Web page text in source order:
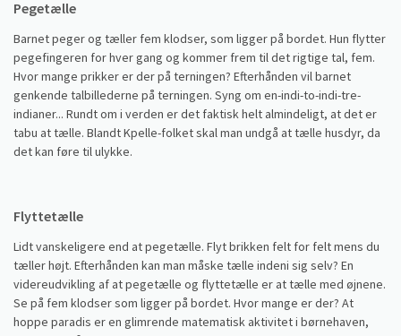
Pegetælle
Barnet peger og tæller fem klodser, som ligger på bordet. Hun flytter
pegefingeren for hver gang og kommer frem til det rigtige tal, fem.
Hvor mange prikker er der på terningen? Efterhånden vil barnet
genkende talbillederne på terningen. Syng om en-indi-to-indi-tre-
indianer... Rundt om i verden er det faktisk helt almindeligt, at det er
tabu at tælle. Blandt Kpelle-folket skal man undgå at tælle husdyr, da
det kan føre til ulykke.
Flyttetælle
Lidt vanskeligere end at pegetælle. Flyt brikken felt for felt mens du
tæller højt. Efterhånden kan man måske tælle indeni sig selv? En
videreudvikling af at pegetælle og flyttetælle er at tælle med øjnene.
Se på fem klodser som ligger på bordet. Hvor mange er der? At
hoppe paradis er en glimrende matematisk aktivitet i børnehaven,